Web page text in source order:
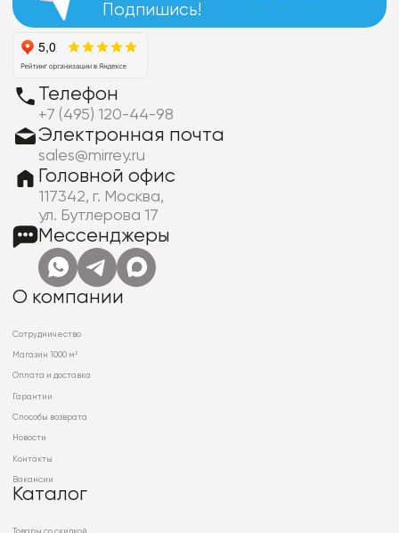
Подпишись!
Телефон
+7 (495) 120-44-98
Электронная почта
sales@mirrey.ru
Головной офис
117342, г. Москва,
ул. Бутлерова 17
Мессенджеры
О компании
Сотрудничество
Магазин 1000 м²
Оплата и доставка
Гарантии
Способы возврата
Новости
Контакты
Вакансии
Каталог